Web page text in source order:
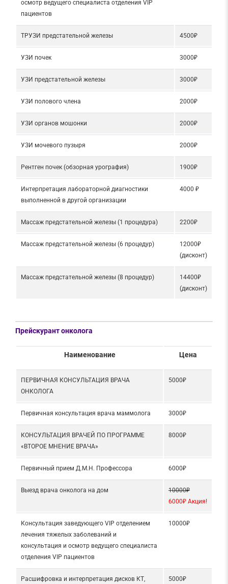
осмотр ведущего специалиста отделения VIP
пациентов
ТРУЗИ предстательной железы 4500₽
УЗИ почек 3000₽
УЗИ предстательной железы 3000₽
УЗИ полового члена 2000₽
УЗИ органов мошонки 2000₽
УЗИ мочевого пузыря 2000₽
Рентген почек (обзорная урография) 1900₽
Интерпретация лабораторной диагностики
выполненной в другой организации
4000 ₽
Массаж предстательной железы (1 процедура) 2200₽
Массаж предстательной железы (6 процедур)
12000₽
(дисконт)
Массаж предстательной железы (8 процедур)
14400₽
(дисконт)
Прейскурант онколога
Наименование Цена
ПЕРВИЧНАЯ КОНСУЛЬТАЦИЯ ВРАЧА
ОНКОЛОГА
5000₽
Первичная консультация врача маммолога 3000₽
КОНСУЛЬТАЦИЯ ВРАЧЕЙ ПО ПРОГРАММЕ
«ВТОРОЕ МНЕНИЕ ВРАЧА»
8000₽
Первичный прием Д.М.Н. Профессора 6000₽
Выезд врача онколога на дом
10000₽
6000₽ Акция!
Консультация заведующего VIP отделением
лечения тяжелых заболеваний и
консультация и осмотр ведущего специалиста
отделения VIP пациентов
10000₽
Расшифровка и интерпретация дисков КТ, 5000₽